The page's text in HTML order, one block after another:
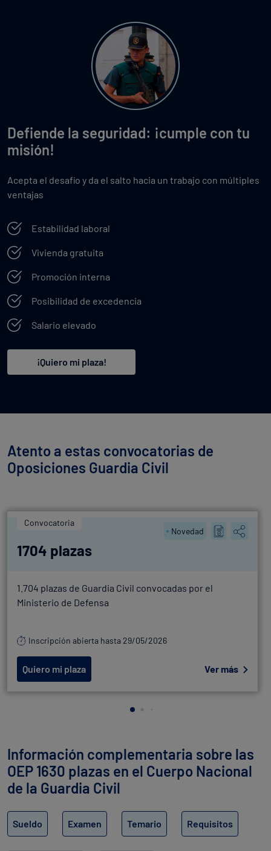
Defiende la seguridad: ¡cumple con tu
misión!
Acepta el desafío y da el salto hacia un trabajo con múltiples
ventajas
Estabilidad laboral
Vivienda gratuita
Promoción interna
Posibilidad de excedencia
Salario elevado
¡Quiero mi plaza!
Atento a estas convocatorias de
Oposiciones Guardia Civil
Convocatoria
Novedad
1704 plazas
1.704 plazas de Guardia Civil convocadas por el
Ministerio de Defensa
Inscripción abierta hasta 29/05/2026
Quiero mi plaza Ver más
Información complementaria sobre las
OEP 1630 plazas en el Cuerpo Nacional
de la Guardia Civil
Sueldo Examen Temario Requisitos